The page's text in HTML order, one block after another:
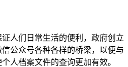
人们日常生活的便利，政府创立
公众号各种各样的桥梁，以便与
人档案文件的查询更加有效。